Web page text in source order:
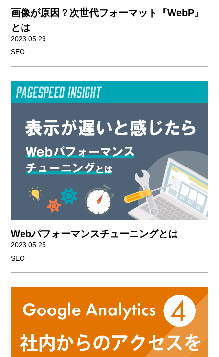
画像が原因？次世代フォーマット『WebP』
とは
2023.05.29
SEO
Webパフォーマンスチューニングとは
2023.05.25
SEO